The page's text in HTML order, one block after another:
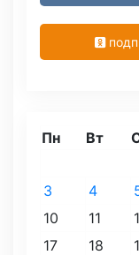
Пн Вт
3
4
10
11
17
18